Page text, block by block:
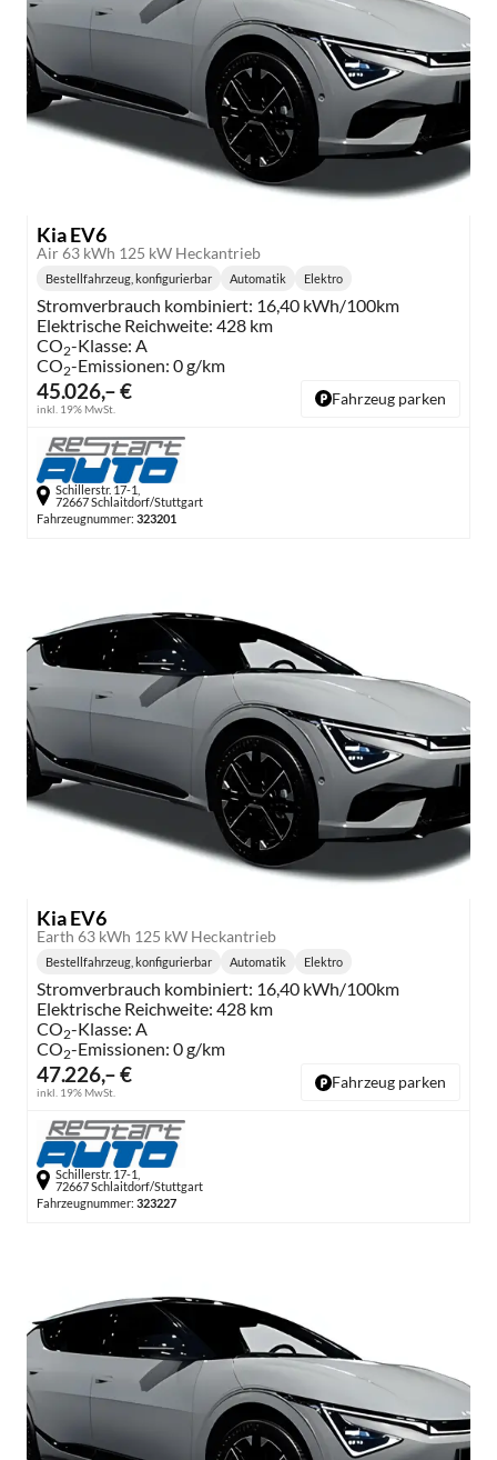
Kia EV6
Air 63 kWh 125 kW Heckantrieb
45.026,– €
inkl. 19% MwSt.
Bestellfahrzeug, konfigurierbar
Getriebe:
Automatik
Kraftstoff:
Elektro
Stromverbrauch kombiniert: 16,40 kWh/100km
Elektrische Reichweite: 428 km
CO2-Klasse: A
CO2-Emissionen: 0 g/km
Fahrzeug parken
Schillerstr. 17-1,
72667 Schlaitdorf/Stuttgart
Fahrzeugnummer: 323201
Kia EV6
Earth 63 kWh 125 kW Heckantrieb
47.226,– €
inkl. 19% MwSt.
Bestellfahrzeug, konfigurierbar Automatik Elektro
Stromverbrauch kombiniert: 16,40 kWh/100km
Elektrische Reichweite: 428 km
CO2-Klasse: A
CO2-Emissionen: 0 g/km
Fahrzeug parken
Schillerstr. 17-1,
72667 Schlaitdorf/Stuttgart
Fahrzeugnummer: 323227